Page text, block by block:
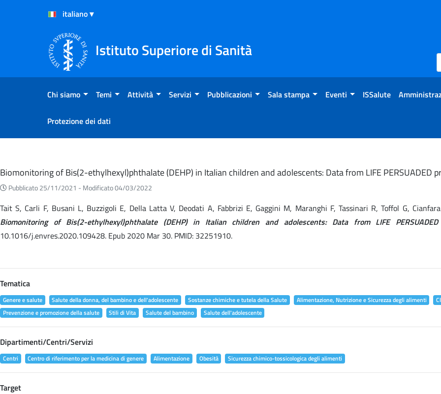
Salta al Contenuto
Salta al Footer
Istituto Superiore di Sanità
Chi siamo Temi Attività Servizi Pubblicazioni Sala stampa Eventi ISSalute
Protezione dei dati
Eventi
Biomonitoring of Bis(2-ethylhexyl)phthalate (DEHP) in Italian children and adolescents: Data from LIFE PERSUADED
Pubblicato 25/11/2021 - Modificato 04/03/2022
Tait S, Carli F, Busani L, Buzzigoli E, Della Latta V, Deodati A, Fabbrizi E, Gaggini M, Maranghi F, Tassinari R, Toffol G,
Biomonitoring of Bis(2-ethylhexyl)phthalate (DEHP) in Italian children and adolescents: Data from LIFE
10.1016/j.envres.2020.109428. Epub 2020 Mar 30. PMID: 32251910.
Tematica
Genere e salute Salute della donna, del bambino e dell'adolescente Sostanze chimiche e tutela della Salute Alimentazione, Nutrizione e Sicurezza degli alimenti
Prevenzione e promozione della salute
Stili di Vita Salute del bambino Salute dell'adolescente
Dipartimenti/Centri/Servizi
Centri Centro di riferimento per la medicina di genere Alimentazione Obesità Sicurezza chimico-tossicologica degli alimenti
Target